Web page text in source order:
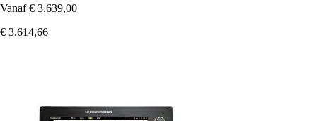
Vanaf € 3.639,00
€ 3.614,66